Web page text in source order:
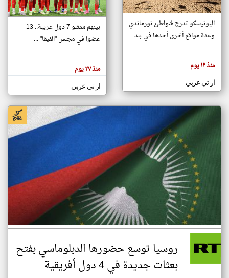
تغيير الدولة
اخبار جزر القمر على مدار الساعة
أهم اخبار جزر القمر العاجلة والمباشرة
هنا عن
وجهة
كاتبيها.
اليونيسكو تدرج شواطئ نورماندي
وعدة مواقع أخرى أحدها في بلد ...
منذ ١٢ يوم
ار تي عربي
بينهم ممثلو 7 دول عربية.. 13
عضوا في مجلس "الفيفا" ...
منذ ٢٧ يوم
ار تي عربي
روسيا توسع حضورها الدبلوماسي بفتح
بعثات جديدة في 4 دول أفريقية
klyoum.com